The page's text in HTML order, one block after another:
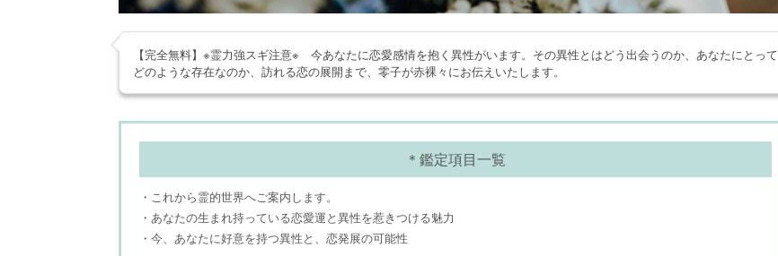
【完全無料】※霊力強スギ注意※ 今あなたに恋愛感情を抱く異性がいます。その異性とはどう出会うのか、あなたにとって
どのような存在なのか、訪れる恋の展開まで、零子が赤裸々にお伝えいたします。
＊鑑定項目一覧
・これから霊的世界へご案内します。
・あなたの生まれ持っている恋愛運と異性を惹きつける魅力
・今、あなたに好意を持つ異性と、恋発展の可能性